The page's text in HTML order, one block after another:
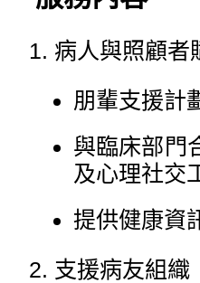
病人與照顧者
朋輩支援計
與臨床部門
及心理社交
提供健康資
支援病友組織